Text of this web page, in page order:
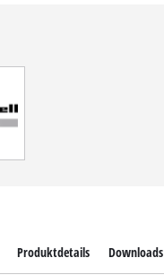
Produktdetails Downloads